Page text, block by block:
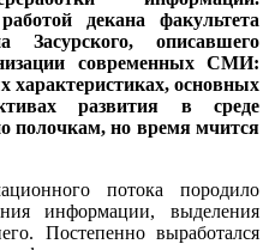
декана факультета
описавшего
современных СМИ:
характеристиках, основных
развития в среде
полочкам, но время мчится
потока породило
информации, выделения
Постепенно выработался